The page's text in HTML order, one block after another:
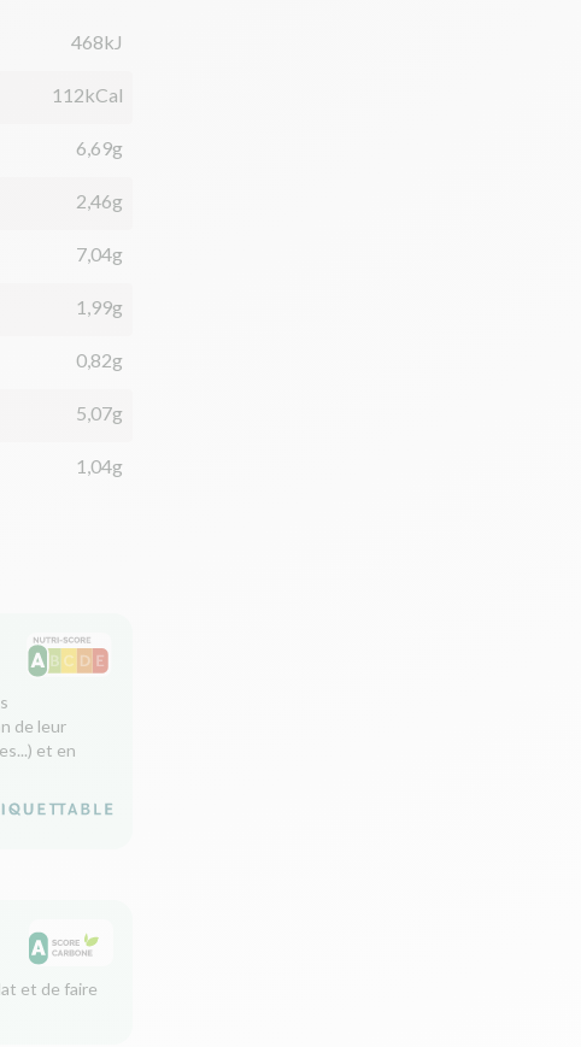
468kJ
112kCal
6,69g
2,46g
7,04g
1,99g
0,82g
5,07g
1,04g
de leur
et en
et de faire